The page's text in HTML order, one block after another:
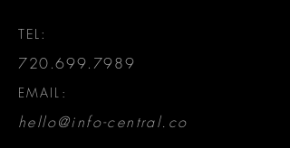
TEL:
720.699.7989
EMAIL:
hello@info-central.co